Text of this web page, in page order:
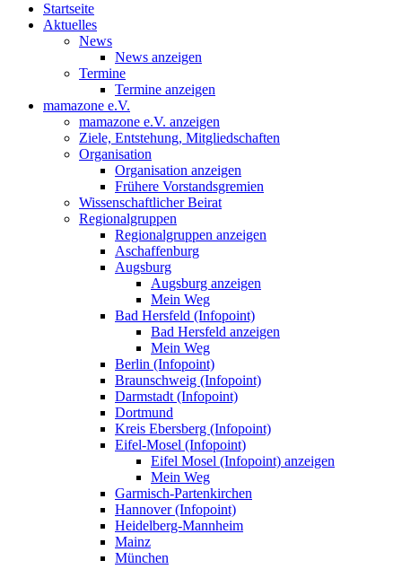
Startseite
Aktuelles
News
News anzeigen
Termine
Termine anzeigen
mamazone e.V.
mamazone e.V. anzeigen
Ziele, Entstehung, Mitgliedschaften
Organisation
Organisation anzeigen
Frühere Vorstandsgremien
Wissenschaftlicher Beirat
Regionalgruppen
Regionalgruppen anzeigen
Aschaffenburg
Augsburg
Augsburg anzeigen
Mein Weg
Bad Hersfeld (Infopoint)
Bad Hersfeld anzeigen
Mein Weg
Berlin (Infopoint)
Braunschweig (Infopoint)
Darmstadt (Infopoint)
Dortmund
Kreis Ebersberg (Infopoint)
Eifel-Mosel (Infopoint)
Eifel Mosel (Infopoint) anzeigen
Mein Weg
Garmisch-Partenkirchen
Hannover (Infopoint)
Heidelberg-Mannheim
Mainz
München